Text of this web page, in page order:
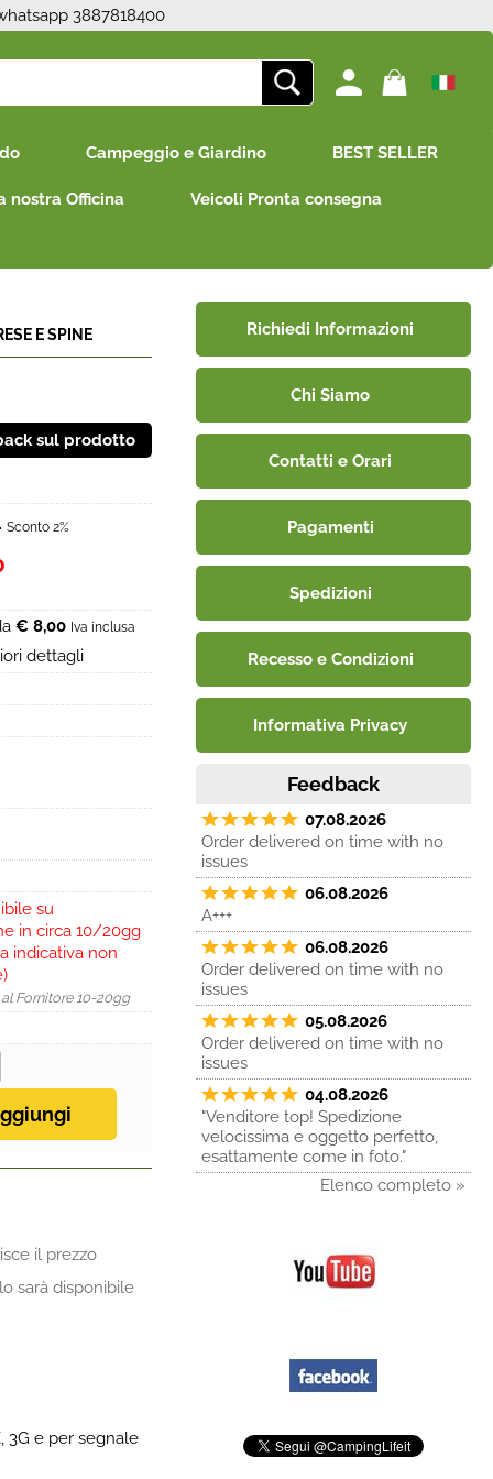
3887818400
l'ordine inserisci
sul pulsante "Accedi"
perso la password?
Se non sei ancora registrato sul
"Registrati"
Campeggio e Giardino BEST SELLER
nostra Officina Veicoli Pronta consegna
E SPINE
Sconto 2%
€ 8,00 Iva inclusa
dettagli
su
in circa 10/20gg
indicativa non
Fornitore 10-20gg
il prezzo
sarà disponibile
3G e per segnale
Richiedi Informazioni
Chi Siamo
Contatti e Orari
Pagamenti
Spedizioni
Recesso e Condizioni
Informativa Privacy
Feedback
07.08.2026
Order delivered on time with no
issues
06.08.2026
A+++
06.08.2026
Order delivered on time with no
issues
05.08.2026
Order delivered on time with no
issues
04.08.2026
"Venditore top! Spedizione
velocissima e oggetto perfetto,
esattamente come in foto."
Elenco completo »